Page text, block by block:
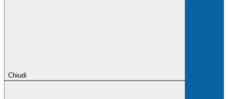
Chiudi